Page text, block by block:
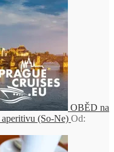
OBĚD na
(So-Ne) Od: